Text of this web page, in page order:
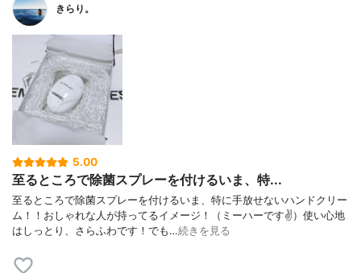
きらり。
5.00
至るところで除菌スプレーを付けるいま、特...
至るところで除菌スプレーを付けるいま、特に手放せないハンドクリー
ム！！おしゃれな人が持ってるイメージ！（ミーハーです✌️）使い心地
はしっとり、さらふわです！でも…続きを見る